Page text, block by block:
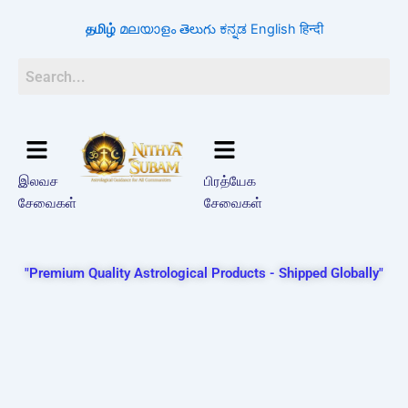
தமிழ் മലയാളം తెలుగు ಕನ್ನಡ English हिन्दी
இலவச
சேவைகள்
பிரத்யேக
சேவைகள்
"Premium Quality Astrological Products - Shipped Globally"